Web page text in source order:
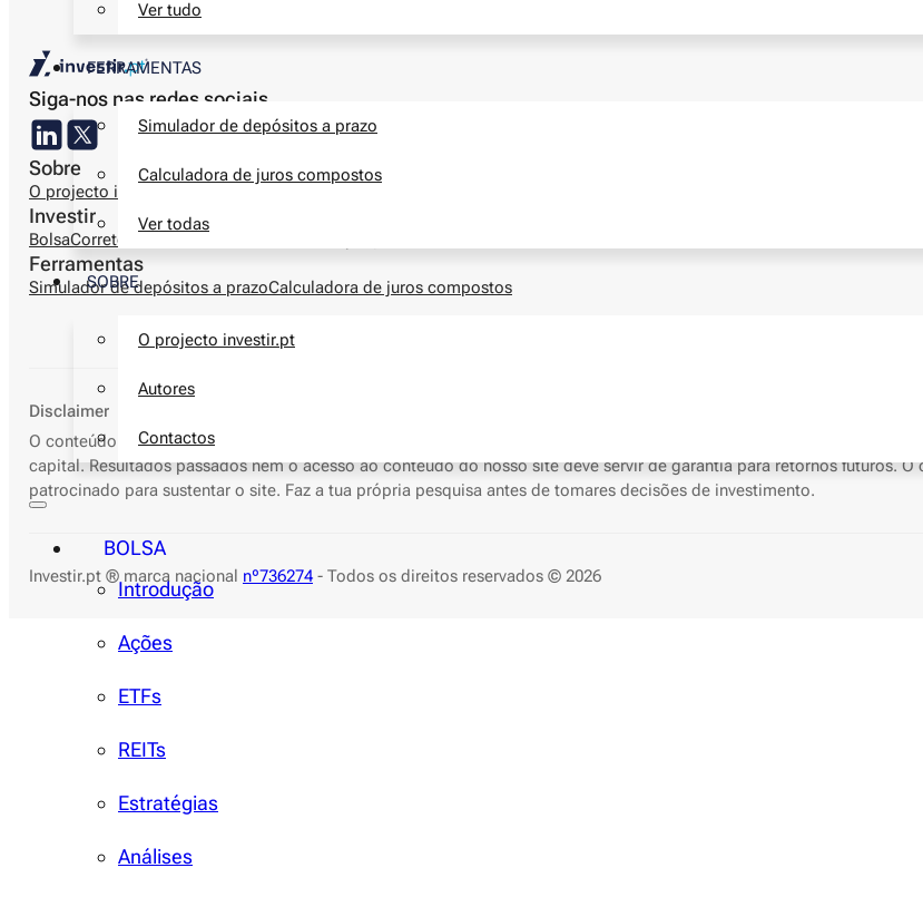
Ver tudo
FERRAMENTAS
Simulador de depósitos a prazo
Calculadora de juros compostos
Ver todas
SOBRE
O projecto investir.pt
Autores
Contactos
BOLSA
Introdução
Ações
ETFs
REITs
Estratégias
Análises
Siga-nos nas redes sociais
Sobre
O projecto investir.pt Metodologia editorial
Investir
BolsaCorretoras
Ferramentas
Simulador de depósitos a prazoCalculadora de juros compostos
Disclaimer
O conteúdo deste site é apenas informativo e/ou educacional, não tem como objetivo o aconselhamento financeiro.
capital. Resultados passados nem o acesso ao conteúdo do nosso site deve servir de garantia para retornos futuros.
patrocinado para sustentar o site. Faz a tua própria pesquisa antes de tomares decisões de investimento.
Investir.pt ® marca nacional nº736274 - Todos os direitos reservados © 2026